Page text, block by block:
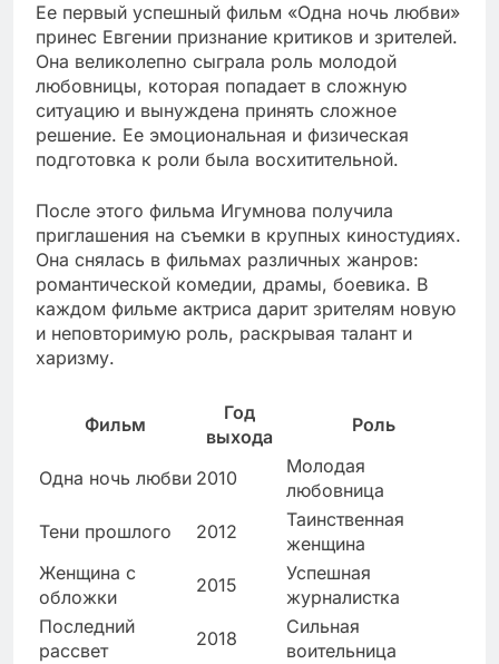
Ее первый успешный фильм «Одна ночь любви»
принес Евгении признание критиков и зрителей.
Она великолепно сыграла роль молодой
любовницы, которая попадает в сложную
ситуацию и вынуждена принять сложное
решение. Ее эмоциональная и физическая
подготовка к роли была восхитительной.
После этого фильма Игумнова получила
приглашения на съемки в крупных киностудиях.
Она снялась в фильмах различных жанров:
романтической комедии, драмы, боевика. В
каждом фильме актриса дарит зрителям новую
и неповторимую роль, раскрывая талант и
харизму.
Фильм
Год
выхода
Роль
Одна ночь любви 2010
Молодая
любовница
Тени прошлого
2012
Таинственная
женщина
Женщина с
обложки
2015
Успешная
журналистка
Последний
рассвет
2018
Сильная
воительница